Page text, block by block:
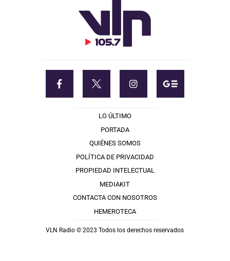
LO ÚLTIMO
PORTADA
QUIÉNES SOMOS
POLÍTICA DE PRIVACIDAD
PROPIEDAD INTELECTUAL
MEDIAKIT
CONTACTA CON NOSOTROS
HEMEROTECA
VLN Radio © 2023 Todos los derechos reservados